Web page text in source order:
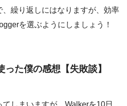
繰り返しにはなりますが、効率
を選ぶようにしましょう！
た僕の感想【失敗談】
しまいますが、Walkerを10日